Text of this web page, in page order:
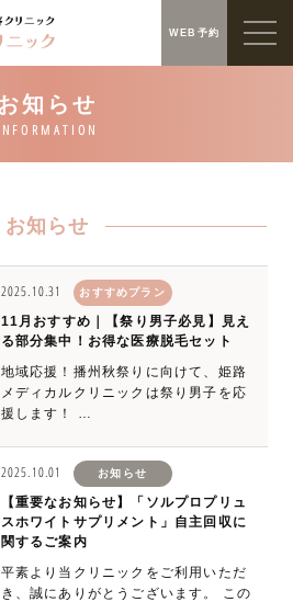
WEB予約
お知らせ
2025.10.31 おすすめプラン
11月おすすめ｜【祭り男子必見】見え
る部分集中！お得な医療脱毛セット
地域応援！播州秋祭りに向けて、姫路
メディカルクリニックは祭り男子を応
援します！ …
2025.10.01 お知らせ
【重要なお知らせ】「ソルプロプリュ
スホワイトサプリメント」自主回収に
関するご案内
平素より当クリニックをご利用いただ
き、誠にありがとうございます。 この